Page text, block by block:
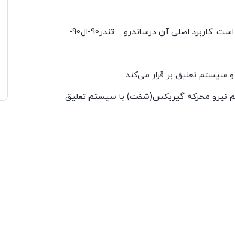
است. کاربرد اصلی آن درساندرو – تندر90-ال90-
سیستم تعلیق بر قرار می‌کند.
نیرو محرکه گیربکس(شفت) با سیستم تعلیق